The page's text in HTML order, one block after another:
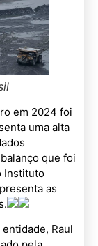
em 2024 foi
uma alta
que foi
Instituto
as
Raul